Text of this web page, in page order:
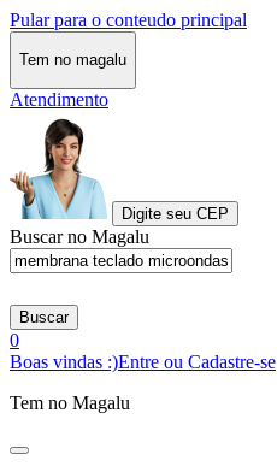
Pular para o conteudo principal
Tem no magalu
Atendimento
Digite seu CEP
Buscar no Magalu
Buscar
0
Boas vindas :)Entre ou Cadastre-se
Tem no Magalu